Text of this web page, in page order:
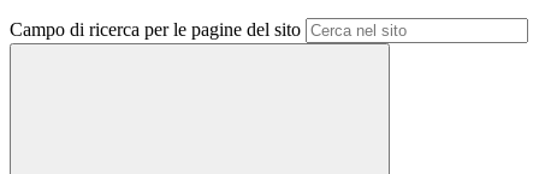
Campo di ricerca per le pagine del sito